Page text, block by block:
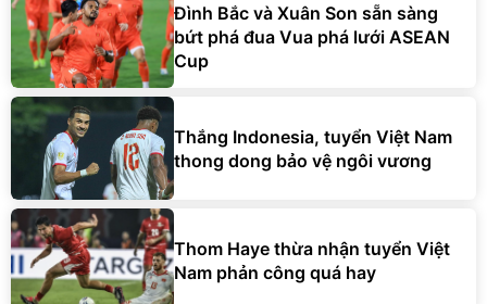
Đình Bắc và Xuân Son sẵn sàng
bứt phá đua Vua phá lưới ASEAN
Cup
Thắng Indonesia, tuyển Việt Nam
thong dong bảo vệ ngôi vương
Thom Haye thừa nhận tuyển Việt
Nam phản công quá hay